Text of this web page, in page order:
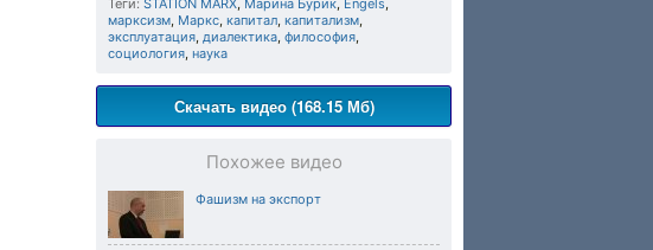
Теги: STATION MARX, Марина Бурик, Engels,
марксизм, Маркс, капитал, капитализм,
эксплуатация, диалектика, философия,
социология, наука
Скачать видео (168.15 Мб)
Похожее видео
Фашизм на экспорт